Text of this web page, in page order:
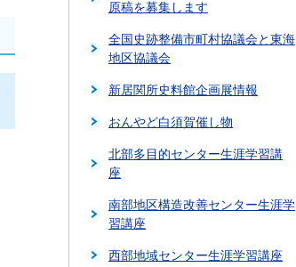
原稿を募集します
全国史跡整備市町村協議会と東海
地区協議会
新居関所史料館企画展情報
おんやど白須賀催し物
北部多目的センター生涯学習講
座
南部地区構造改善センター生涯学
習講座
西部地域センター生涯学習講座